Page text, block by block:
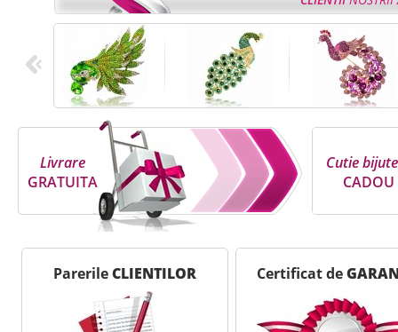
Livrare
GRATUITA
Cutie
CADOU
ParerileCLIENTILOR Certificat de